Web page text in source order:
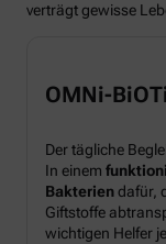
verträgt gewisse
OMNi-
Der tägliche
In einem
Bakteriendafür,
Giftstoffe
wichtigen Helfer